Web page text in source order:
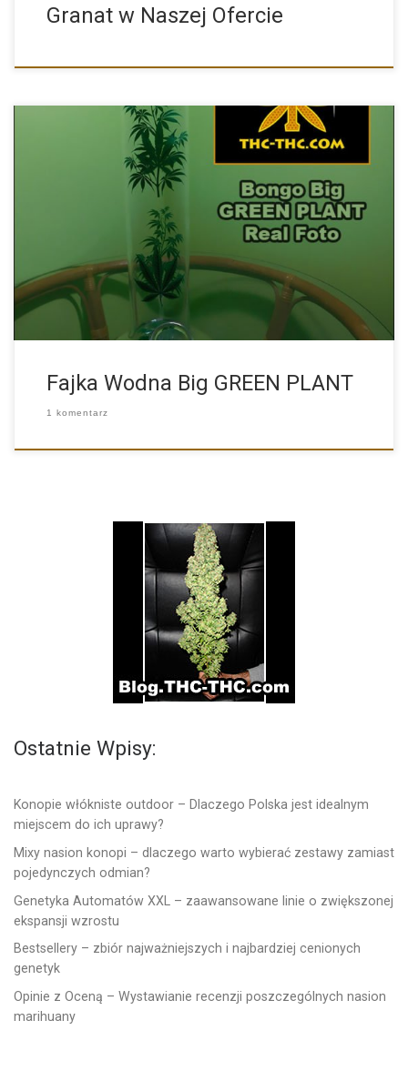
Granat w Naszej Ofercie
Fajka wodna – Bongo Big GREEN PLANT to przepiękna fajka […]
Fajka Wodna Big GREEN PLANT
1 komentarz
Ostatnie Wpisy:
Konopie włókniste outdoor – Dlaczego Polska jest idealnym
miejscem do ich uprawy?
Mixy nasion konopi – dlaczego warto wybierać zestawy zamiast
pojedynczych odmian?
Genetyka Automatów XXL – zaawansowane linie o zwiększonej
ekspansji wzrostu
Bestsellery – zbiór najważniejszych i najbardziej cenionych
genetyk
Opinie z Oceną – Wystawianie recenzji poszczególnych nasion
marihuany